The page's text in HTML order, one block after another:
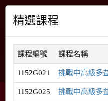
English
智能客服
精選課程
課程編號 課程名稱
1152G021 挑戰中高級多
1152G025 挑戰中高級多